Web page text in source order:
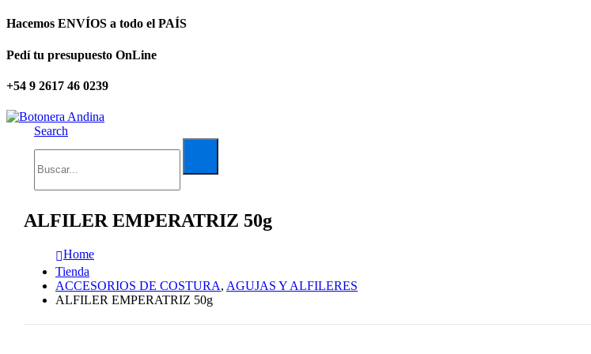
Hacemos ENVÍOS a todo el PAÍS
Pedí tu presupuesto OnLine
+54 9 2617 46 0239
Search
ALFILER EMPERATRIZ 50g
Home
Tienda
ACCESORIOS DE COSTURA, AGUJAS Y ALFILERES
ALFILER EMPERATRIZ 50g